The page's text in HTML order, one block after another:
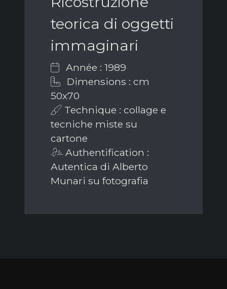
teorica di oggetti
immaginari
Année : 1989
Dimensions : cm
50x70
Technique : collage e
tecniche miste su
cartone
Authentification :
Autentica di Alberto
Munari su fotografia